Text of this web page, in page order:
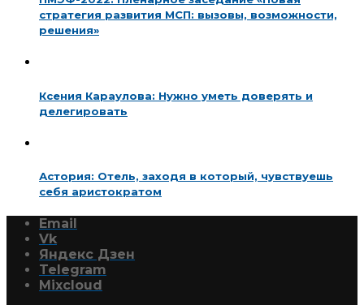
стратегия развития МСП: вызовы, возможности,
решения»
Ксения Караулова: Нужно уметь доверять и
делегировать
Астория: Отель, заходя в который, чувствуешь
себя аристократом
Email
Vk
Яндекс Дзен
Telegram
Mixcloud